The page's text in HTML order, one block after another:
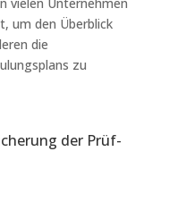
um den Überblick
die
zu
der Prüf-